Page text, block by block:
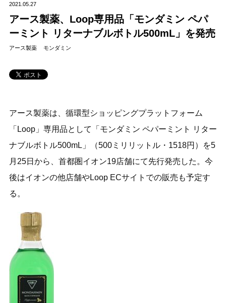
2021.05.27
アース製薬、Loop専用品「モンダミン ペパ
ーミント リターナブルボトル500mL」を発売
アース製薬 モンダミン
アース製薬は、循環型ショッピングプラットフォーム
「Loop」専用品として「モンダミン ペパーミント リター
ナブルボトル500mL」（500ミリリットル・1518円）を5
月25日から、首都圏イオン19店舗にて先行発売した。今
後はイオンの他店舗やLoop ECサイトでの販売も予定す
る。